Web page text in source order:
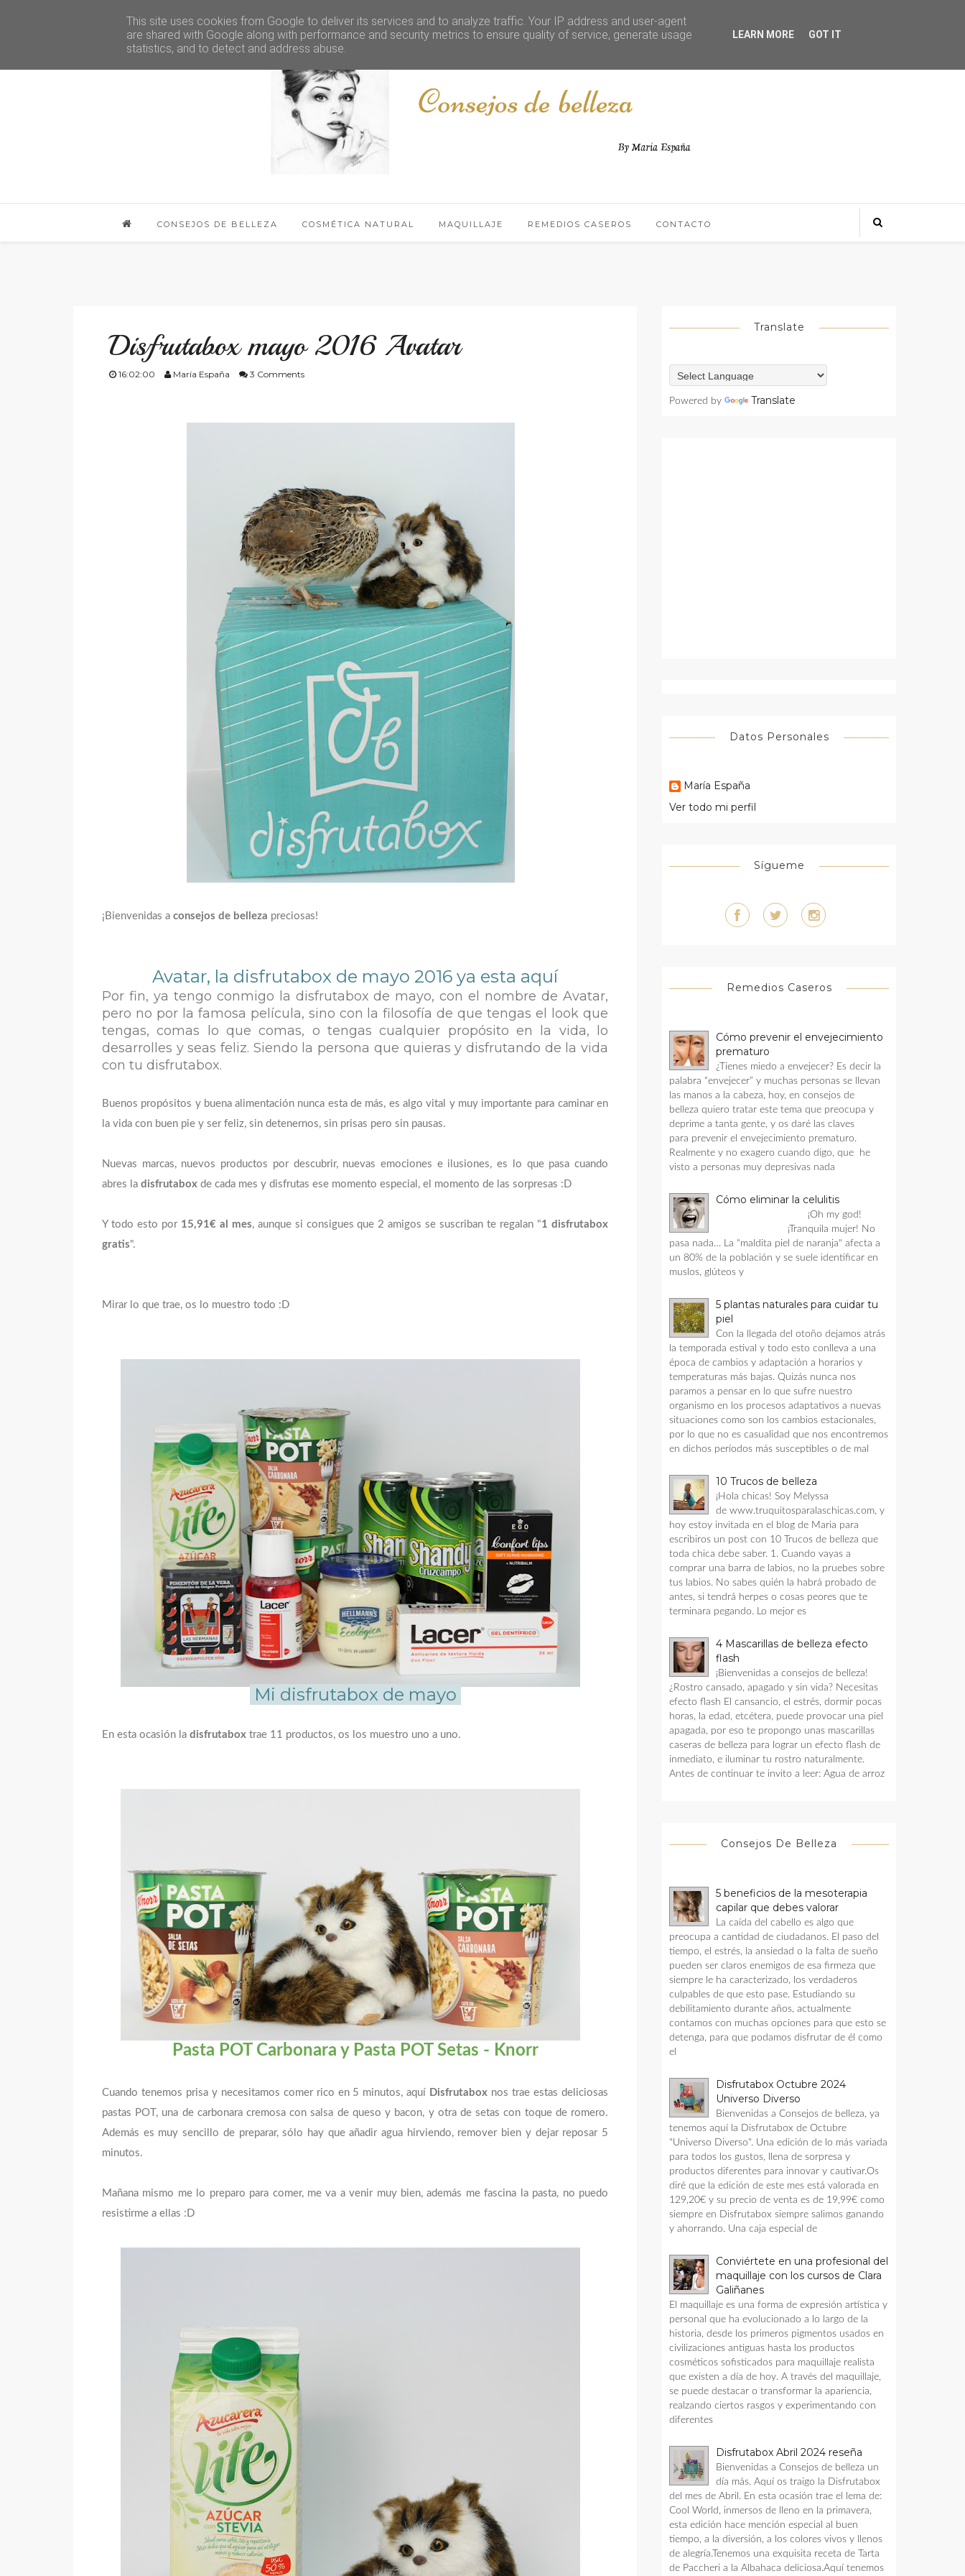
CONSEJOS DE BELLEZA COSMÉTICA NATURAL MAQUILLAJE REMEDIOS CASEROS CONTACTO
Disfrutabox mayo 2016 Avatar
16:02:00 María España 3 Comments
¡Bienvenidas a consejos de belleza preciosas!
Avatar, la disfrutabox de mayo 2016 ya esta aquí
Por fin, ya tengo conmigo la disfrutabox de mayo, con el nombre deAvatar,
pero no por la famosa película, sino con la filosofía de que tengas el look que
tengas, comas lo que comas, o tengas cualquier propósito en la vida, lo
desarrolles y seas feliz. Siendo la persona que quieras y disfrutando de la vida
con tu disfrutabox.
Buenos propósitos y buena alimentación nunca esta de más, es algo vital y muy importante para caminar en
la vida con buen pie y ser feliz, sin detenernos, sin prisas pero sin pausas.
Nuevas marcas, nuevos productos por descubrir, nuevas emociones e ilusiones, es lo que pasa cuando
abres la disfrutabox de cada mes y disfrutas ese momento especial, el momento de las sorpresas :D
Y todo esto por 15,91€ al mes, aunque si consigues que 2 amigos se suscriban te regalan "1 disfrutabox
gratis".
Mirar lo que trae, os lo muestro todo :D
Mi disfrutabox de mayo
En esta ocasión la disfrutabox trae 11 productos, os los muestro uno a uno.
Pasta POT Carbonara y Pasta POT Setas - Knorr
Cuando tenemos prisa y necesitamos comer rico en 5 minutos, aquí Disfrutabox nos trae estas deliciosas
pastas POT, una de carbonara cremosa con salsa de queso y bacon, y otra de setas con toque de romero.
Además es muy sencillo de preparar, sólo hay que añadir agua hirviendo, remover bien y dejar reposar 5
minutos.
Mañana mismo me lo preparo para comer, me va a venir muy bien, además me fascina la pasta, no puedo
resistirme a ellas :D
Translate
Powered by Translate
Datos Personales
María España
Ver todo mi perfil
Sígueme
Remedios Caseros
Cómo prevenir el envejecimiento
prematuro
¿Tienes miedo a envejecer? Es decir la
palabra “envejecer” y muchas personas se llevan
las manos a la cabeza, hoy, en consejos de
belleza quiero tratar este tema que preocupa y
deprime a tanta gente, y os daré las claves
para prevenir el envejecimiento prematuro.
Realmente y no exagero cuando digo, que he
visto a personas muy depresivas nada
Cómo eliminar la celulitis
¡Oh my god!
¡Tranquila mujer! No
pasa nada… La “maldita piel de naranja" afecta a
un 80% de la población y se suele identificar en
muslos, glúteos y
5 plantas naturales para cuidar tu
piel
Con la llegada del otoño dejamos atrás
la temporada estival y todo esto conlleva a una
época de cambios y adaptación a horarios y
temperaturas más bajas. Quizás nunca nos
paramos a pensar en lo que sufre nuestro
organismo en los procesos adaptativos a nuevas
situaciones como son los cambios estacionales,
por lo que no es casualidad que nos encontremos
en dichos períodos más susceptibles o de mal
10 Trucos de belleza
¡Hola chicas! Soy Melyssa
de www.truquitosparalaschicas.com, y
hoy estoy invitada en el blog de Maria para
escribiros un post con 10 Trucos de belleza que
toda chica debe saber. 1. Cuando vayas a
comprar una barra de labios, no la pruebes sobre
tus labios. No sabes quién la habrá probado de
antes, si tendrá herpes o cosas peores que te
terminara pegando. Lo mejor es
4 Mascarillas de belleza efecto
flash
¡Bienvenidas a consejos de belleza!
¿Rostro cansado, apagado y sin vida? Necesitas
efecto flash El cansancio, el estrés, dormir pocas
horas, la edad, etcétera, puede provocar una piel
apagada, por eso te propongo unas mascarillas
caseras de belleza para lograr un efecto flash de
inmediato, e iluminar tu rostro naturalmente.
Antes de continuar te invito a leer: Agua de arroz
Consejos De Belleza
5 beneficios de la mesoterapia
capilar que debes valorar
La caída del cabello es algo que
preocupa a cantidad de ciudadanos. El paso del
tiempo, el estrés, la ansiedad o la falta de sueño
pueden ser claros enemigos de esa firmeza que
siempre le ha caracterizado, los verdaderos
culpables de que esto pase. Estudiando su
debilitamiento durante años, actualmente
contamos con muchas opciones para que esto se
detenga, para que podamos disfrutar de él como
el
Disfrutabox Octubre 2024
Universo Diverso
Bienvenidas a Consejos de belleza, ya
tenemos aquí la Disfrutabox de Octubre
"Universo Diverso". Una edición de lo más variada
para todos los gustos, llena de sorpresa y
productos diferentes para innovar y cautivar.Os
diré que la edición de este mes está valorada en
129,20€ y su precio de venta es de 19,99€ como
siempre en Disfrutabox siempre salimos ganando
y ahorrando. Una caja especial de
Conviértete en una profesional del
maquillaje con los cursos de Clara
Galiñanes
El maquillaje es una forma de expresión artística y
personal que ha evolucionado a lo largo de la
historia, desde los primeros pigmentos usados en
civilizaciones antiguas hasta los productos
cosméticos sofisticados para maquillaje realista
que existen a día de hoy. A través del maquillaje,
se puede destacar o transformar la apariencia,
realzando ciertos rasgos y experimentando con
diferentes
Disfrutabox Abril 2024 reseña
Bienvenidas a Consejos de belleza un
día más. Aquí os traigo la Disfrutabox
del mes de Abril. En esta ocasión trae el lema de:
Cool World, inmersos de lleno en la primavera,
esta edición hace mención especial al buen
tiempo, a la diversión, a los colores vivos y llenos
de alegría.Tenemos una exquisita receta de Tarta
de Paccheri a la Albahaca deliciosa.Aquí tenemos
This site uses cookies from Google to deliver its services and to analyze traffic. Your IP address and user-agent
are shared with Google along with performance and security metrics to ensure quality of service, generate usage
statistics, and to detect and address abuse.
LEARN MORE GOT IT